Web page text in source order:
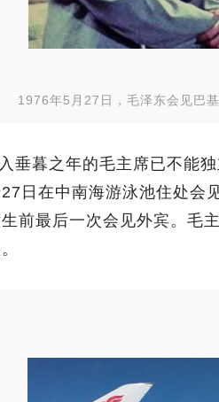
1976年5月27日，毛泽东会见巴
垂暮之年的毛主席已不能
日在中南海游泳池住处会
前最后一次会见外宾。毛